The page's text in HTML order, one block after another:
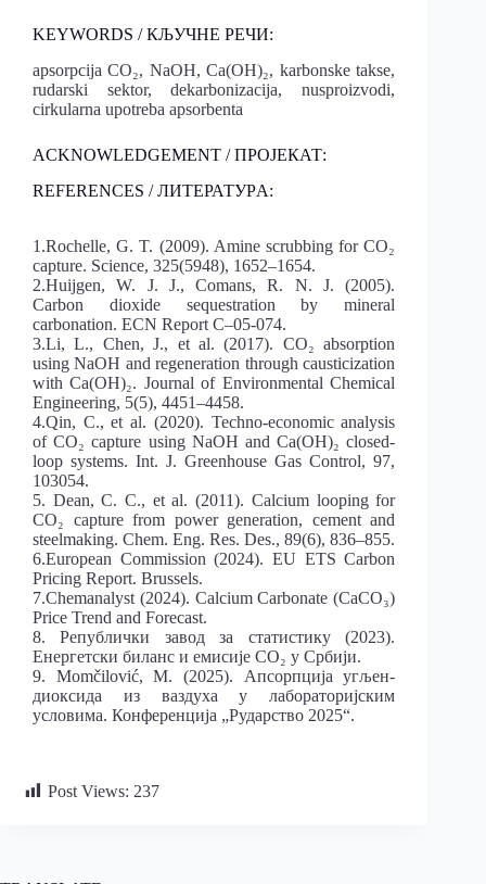
KEYWORDS / КЉУЧНЕ РЕЧИ:
apsorpcija CO₂, NaOH, Ca(OH)₂, karbonske takse,
rudarski sektor, dekarbonizacija, nusproizvodi,
cirkularna upotreba apsorbenta
ACKNOWLEDGEMENT / ПРОЈЕКАТ:
REFERENCES / ЛИТЕРАТУРA:
1.Rochelle, G. T. (2009). Amine scrubbing for CO₂
capture. Science, 325(5948), 1652–1654.
2.Huijgen, W. J. J., Comans, R. N. J. (2005).
Carbon dioxide sequestration by mineral
carbonation. ECN Report C–05-074.
3.Li, L., Chen, J., et al. (2017). CO₂ absorption
using NaOH and regeneration through causticization
with Ca(OH)₂. Journal of Environmental Chemical
Engineering, 5(5), 4451–4458.
4.Qin, C., et al. (2020). Techno-economic analysis
of CO₂ capture using NaOH and Ca(OH)₂ closed-
loop systems. Int. J. Greenhouse Gas Control, 97,
103054.
5. Dean, C. C., et al. (2011). Calcium looping for
CO₂ capture from power generation, cement and
steelmaking. Chem. Eng. Res. Des., 89(6), 836–855.
6.European Commission (2024). EU ETS Carbon
Pricing Report. Brussels.
7.Chemanalyst (2024). Calcium Carbonate (CaCO₃)
Price Trend and Forecast.
8. Републички завод за статистику (2023).
Енергетски биланс и емисије CO₂ у Србији.
9. Momčilović, M. (2025). Апсорпција угљен-
диоксида из ваздуха у лабораторијским
условима. Конференција „Рударство 2025“.
Post Views: 237